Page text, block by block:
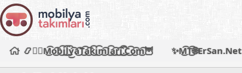
📿🧙‍♂️M͜͡o͜͡b͜͡i͜͡l͜͡y͜͡a͜͡T͜͡a͜͡k͜͡i͜͡m͜͡l͜͡a͜͡r͜͡i͜͡.͜͡C͜͡o͜͡m͜͡🦉 ✨M͜͡T͜͡🌐ErSan.Net